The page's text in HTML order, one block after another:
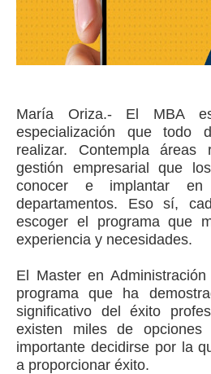
María Oriza.- El MBA
especialización que todo
realizar. Contempla áreas
gestión empresarial que
conocer e implantar
departamentos. Eso sí,
escoger el programa que
experiencia y necesidades.
El Master en
programa que ha
significativo del éxito
existen miles de
importante decidirse por la
a proporcionar éxito.